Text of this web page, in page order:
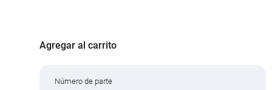
Agregar al carrito
Número de parte